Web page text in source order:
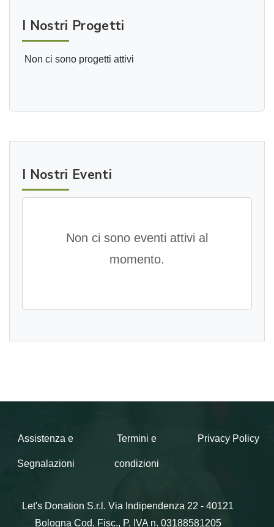
I Nostri Progetti
Non ci sono progetti attivi
I Nostri Eventi
Non ci sono eventi attivi al
momento.
Assistenza e
Segnalazioni
Termini e
condizioni
Privacy Policy
Let's Donation S.r.l. Via Indipendenza 22 - 40121
Bologna Cod. Fisc., P. IVA n. 03188581205